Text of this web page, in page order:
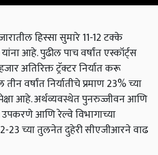
हिस्सा सुमारे 11-12 टक्के
आहे. पुढील पाच वर्षांत एस्कॉर्ट्स
अतिरिक्त ट्रॅक्टर निर्यात करू
वर्षांत निर्यातीचे प्रमाण 23% च्या
आहे. अर्थव्यवस्थेत पुनरुज्जीवन आणि
आणि रेल्वे विभागाच्या
23 च्या तुलनेत दुहेरी सीएजीआरने वाढ